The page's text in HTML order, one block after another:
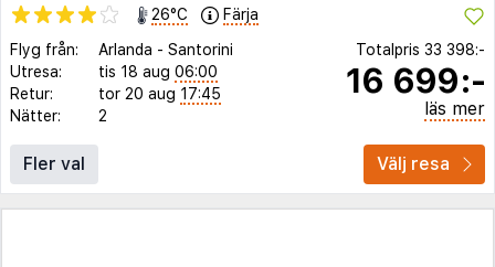
26°C
Färja
Flyg från:
Arlanda - Santorini
Utresa:
tis 18 aug 06:00
Retur:
tor 20 aug 17:45
Nätter:
2
Totalpris 33 398:-
16 699:-
läs mer
Fler val Välj resa